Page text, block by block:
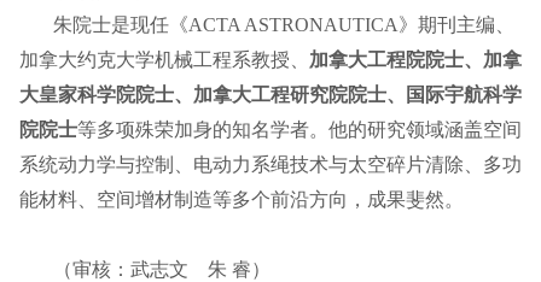
朱院士是现任《ACTA ASTRONAUTICA》期刊主编、
加拿大约克大学机械工程系教授、 加拿大工程院院士、加拿
大皇家科学院院士、加拿大工程研究院院士、国际宇航科学
院院士等多项殊荣加身的知名学者。他的研究领域涵盖空间
系统动力学与控制、电动力系绳技术与太空碎片清除、多功
能材料、空间增材制造等多个前沿方向，成果斐然。
（审核：武志文 朱 睿）